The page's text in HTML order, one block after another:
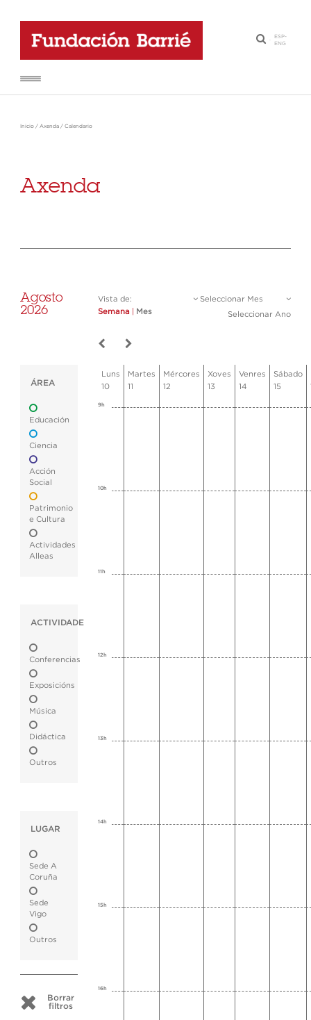
·
ESP-
ENG
Inicio / Axenda / Calendario
Axenda
Agosto
2026
Vista de:
Semana
Mes
Seleccionar Mes
Seleccionar Ano
ÁREA
Educación
Ciencia
Acción
Social
Patrimonio
e Cultura
Actividades
Alleas
ACTIVIDADE
Conferencias
Exposicións
Música
Didáctica
Outros
LUGAR
Sede A
Coruña
Sede
Vigo
Outros
Borrar
filtros
Luns
10
Martes
11
Mércores
12
Xoves
13
Venres
14
Sábado
15
9h
10h
11h
12h
13h
14h
15h
16h